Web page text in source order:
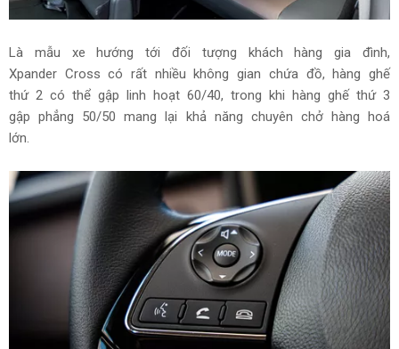
Là mẫu xe hướng tới đối tượng khách hàng gia đình,
Xpander Cross có rất nhiều không gian chứa đồ, hàng ghế
thứ 2 có thể gập linh hoạt 60/40, trong khi hàng ghế thứ 3
gập phẳng 50/50 mang lại khả năng chuyên chở hàng hoá
lớn.